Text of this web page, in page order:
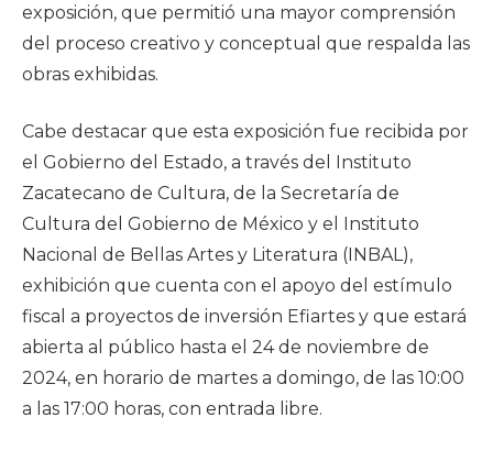
exposición, que permitió una mayor comprensión
del proceso creativo y conceptual que respalda las
obras exhibidas.
Cabe destacar que esta exposición fue recibida por
el Gobierno del Estado, a través del Instituto
Zacatecano de Cultura, de la Secretaría de
Cultura del Gobierno de México y el Instituto
Nacional de Bellas Artes y Literatura (INBAL),
exhibición que cuenta con el apoyo del estímulo
fiscal a proyectos de inversión Efiartes y que estará
abierta al público hasta el 24 de noviembre de
2024, en horario de martes a domingo, de las 10:00
a las 17:00 horas, con entrada libre.